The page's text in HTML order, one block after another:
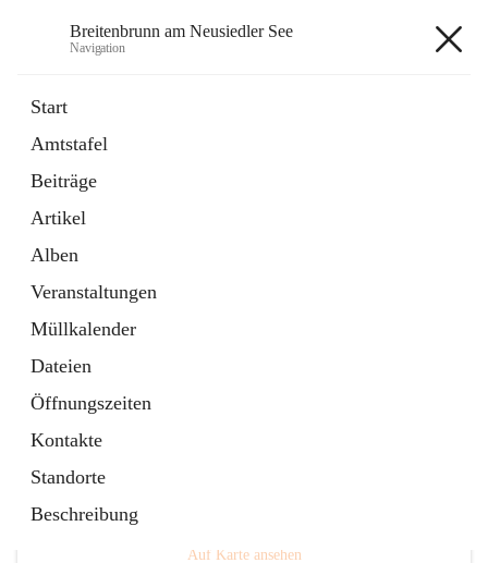
Breitenbrunn am Neusiedler See
Navigation
Start
Amtstafel
Beiträge
Artikel
Alben
Veranstaltungen
Müllkalender
Dateien
Öffnungszeiten
Kontakte
Standorte
Beschreibung
18 Schnellzugriffe
Gemeindeservice
Auf Karte ansehen